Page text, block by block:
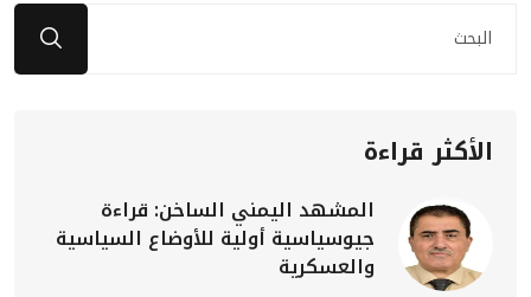
الأكثر قراءة
المشهد اليمني الساخن: قراءة
جيوسياسية أولية للأوضاع السياسية
والعسكرية